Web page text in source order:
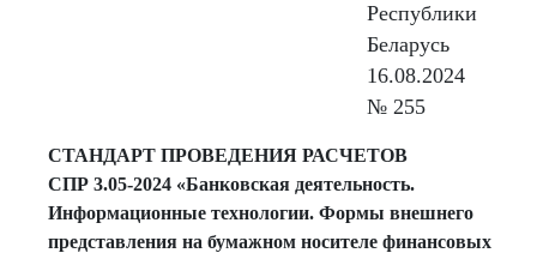
Республики
Беларусь
16.08.2024
№ 255
СТАНДАРТ ПРОВЕДЕНИЯ РАСЧЕТОВ
СПР 3.05-2024 «Банковская деятельность.
Информационные технологии. Формы внешнего
представления на бумажном носителе финансовых